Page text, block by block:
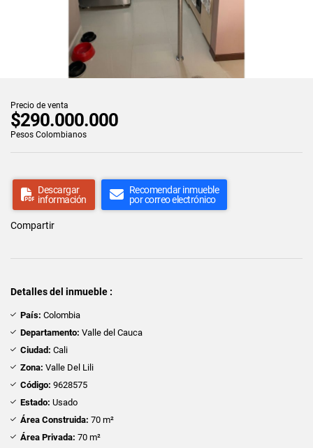
Precio de venta
$290.000.000
Pesos Colombianos
Descargar
información
Recomendar inmueble
por correo electrónico
Compartir
Detalles del inmueble :
País: Colombia
Departamento: Valle del Cauca
Ciudad: Cali
Zona: Valle Del Lili
Código: 9628575
Estado: Usado
Área Construida: 70 m²
Área Privada: 70 m²